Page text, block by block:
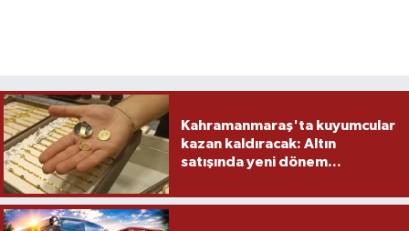
Kahramanmaraş'ta kuyumcular
kazan kaldıracak: Altın
satışında yeni dönem...